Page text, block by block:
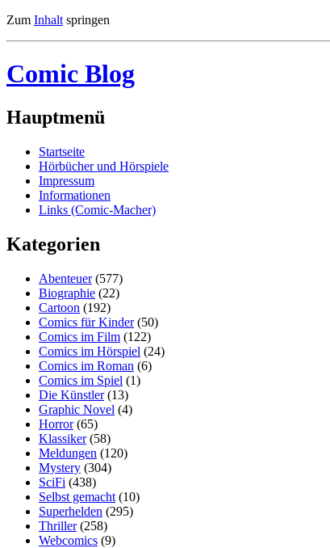
Zum Inhalt springen
Comic Blog
Hauptmenü
Startseite
Hörbücher und Hörspiele
Impressum
Informationen
Links (Comic-Macher)
Kategorien
Abenteuer(577)
Biographie (22)
Cartoon (192)
Comics für Kinder(50)
Comics im Film (122)
Comics im Hörspiel (24)
Comics im Roman (6)
Comics im Spiel (1)
Die Künstler(13)
Graphic Novel (4)
Horror(65)
Klassiker(58)
Meldungen (120)
Mystery (304)
SciFi (438)
Selbst gemacht (10)
Superhelden (295)
Thriller(258)
Webcomics (9)